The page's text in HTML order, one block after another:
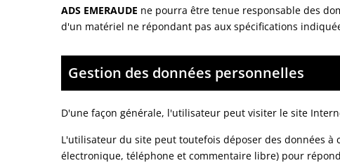
ADS EMERAUDE ne pourra être tenue responsable des
d'un matériel ne répondant pas aux spécifications
Gestion des données personnelles
D'une façon générale, l'utilisateur peut visiter le site
L'utilisateur du site peut toutefois déposer des données à
électronique, téléphone et commentaire libre) pour